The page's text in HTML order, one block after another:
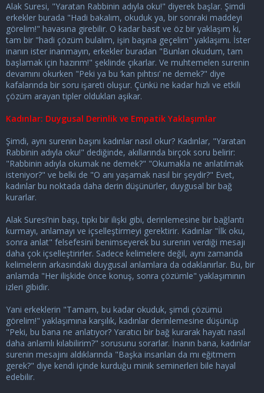
Alak Suresi, "Yaratan Rabbinin adıyla oku!" diyerek başlar. Şimdi
erkekler burada "Hadi bakalım, okuduk ya, bir sonraki maddeyi
görelim!" havasına girebilir. O kadar basit ve öz bir yaklaşım ki,
tam bir "hadi çözüm bulalım, işin başına geçelim" yaklaşımı. İster
inanın ister inanmayın, erkekler buradan "Bunları okudum, tam
başlamak için hazırım!" şeklinde çıkarlar. Ve muhtemelen surenin
devamını okurken "Peki ya bu ‘kan pıhtısı’ ne demek?" diye
kafalarında bir soru işareti oluşur. Çünkü ne kadar hızlı ve etkili
çözüm arayan tipler oldukları aşikar.
Kadınlar: Duygusal Derinlik ve Empatik Yaklaşımlar
Şimdi, aynı surenin başını kadınlar nasıl okur? Kadınlar, "Yaratan
Rabbinin adıyla oku!" dediğinde, akıllarında birçok soru belirir:
"Rabbinin adıyla okumak ne demek?" "Okumakla ne anlatılmak
isteniyor?" ve belki de "O anı yaşamak nasıl bir şeydir?" Evet,
kadınlar bu noktada daha derin düşünürler, duygusal bir bağ
kurarlar.
Alak Suresi’nin başı, tıpkı bir ilişki gibi, derinlemesine bir bağlantı
kurmayı, anlamayı ve içselleştirmeyi gerektirir. Kadınlar "İlk oku,
sonra anlat" felsefesini benimseyerek bu surenin verdiği mesajı
daha çok içselleştirirler. Sadece kelimelere değil, aynı zamanda
kelimelerin arkasındaki duygusal anlamlara da odaklanırlar. Bu, bir
anlamda "Her ilişkide önce konuş, sonra çözümle" yaklaşımının
izleri gibidir.
Yani erkeklerin "Tamam, bu kadar okuduk, şimdi çözümü
görelim!" yaklaşımına karşılık, kadınlar derinlemesine düşünüp
"Peki, bu bana ne anlatıyor? Yaratıcı bir bağ kurarak hayatı nasıl
daha anlamlı kılabilirim?" sorusunu sorarlar. İnanın bana, kadınlar
surenin mesajını aldıklarında "Başka insanları da mı eğitmem
gerek?" diye kendi içinde kurduğu minik seminerleri bile hayal
edebilir.